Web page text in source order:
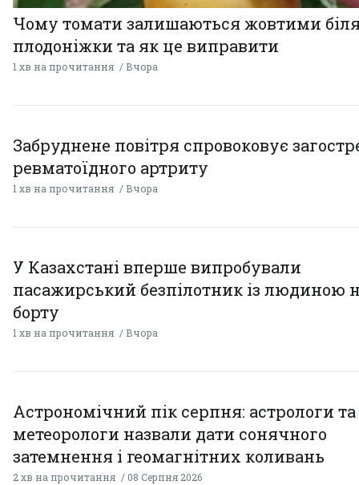
Чому томати залишаються жовтими
плодоніжки та як це виправити
1 хв на прочитання Вчора
Забруднене повітря спровоковує
ревматоїдного артриту
1 хв на прочитання Вчора
У Казахстані вперше випробували
пасажирський безпілотник із людиною
борту
1 хв на прочитання Вчора
Астрономічний пік серпня: астрологи та
метеорологи назвали дати сонячного
затемнення і геомагнітних коливань
2 хв на прочитання 08 Серпня 2026